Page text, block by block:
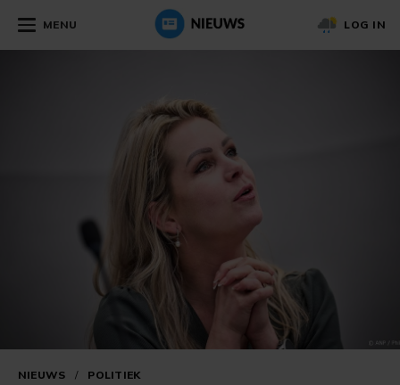
MENU LOG IN
NIEUWS / POLITIEK